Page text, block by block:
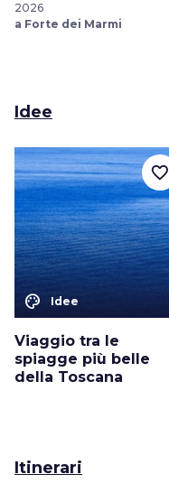
2026
a Forte dei Marmi
Idee
color_lens Idee
Viaggio tra le
spiagge più belle
della Toscana
favorite_border
Itinerari